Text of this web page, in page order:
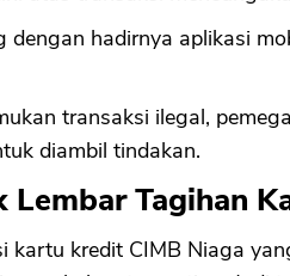
dengan hadirnya aplikasi
transaksi ilegal,
diambil tindakan.
Lembar Tagihan
kartu kredit CIMB Niaga